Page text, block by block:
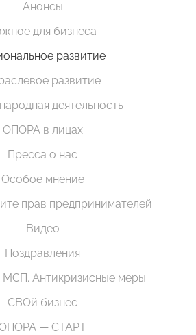
Анонсы
для бизнеса
развитие
развитие
деятельность
ОПОРА в лицах
Пресса о нас
Особое мнение
прав предпринимателей
Видео
Поздравления
МСП. Антикризисные меры
СВОй бизнес
— СТАРТ